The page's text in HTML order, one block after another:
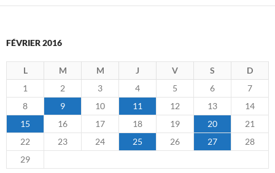
FÉVRIER 2016
L M M J V S
D
1
2 3 4 5 6
7
8
9 10 11 12 13
14
15
16 17 18 19 20
21
22
23 24 25 26 27
28
29